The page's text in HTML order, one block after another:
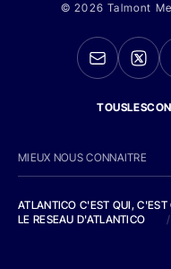
© 2026 Talmont
MIEUX NOUS CONNAITRE
ATLANTICO C'EST QUI, C'EST
LE RESEAU D'ATLANTICO
/